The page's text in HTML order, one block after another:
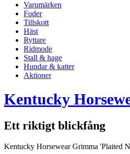
Varumärken
Foder
Tillskott
Häst
Ryttare
Ridmode
Stall & hage
Hundar & katter
Aktioner
Kentucky
Ett riktigt blickfång
Kentucky Horsewear Grimma 'Plaited